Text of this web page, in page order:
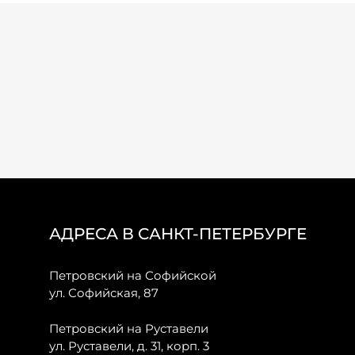
АДРЕСА В САНКТ-ПЕТЕРБУРГЕ
Петровский на Софийской
ул. Софийская, 87
Петровский на Руставели
ул. Руставели, д. 31, корп. 3